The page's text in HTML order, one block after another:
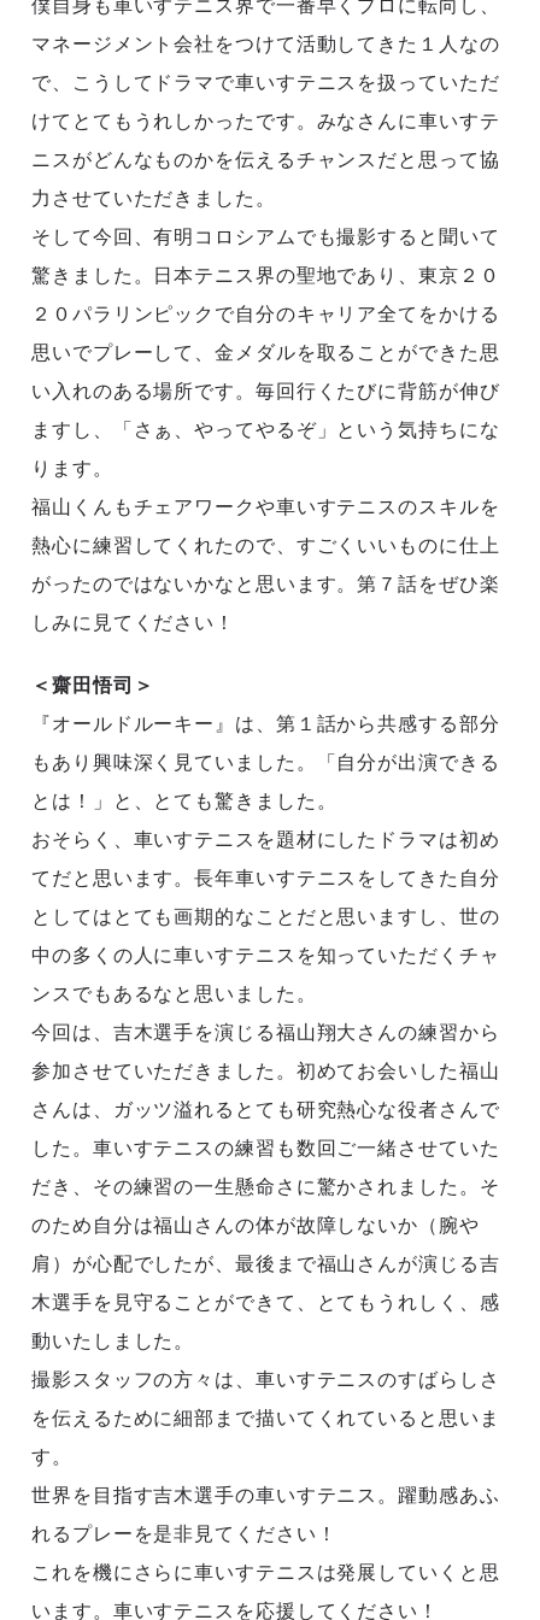
僕自身も車いすテニス界で一番早くプロに転向し、
マネージメント会社をつけて活動してきた１人なの
で、こうしてドラマで車いすテニスを扱っていただ
けてとてもうれしかったです。みなさんに車いすテ
ニスがどんなものかを伝えるチャンスだと思って協
力させていただきました。
そして今回、有明コロシアムでも撮影すると聞いて
驚きました。日本テニス界の聖地であり、東京２０
２０パラリンピックで自分のキャリア全てをかける
思いでプレーして、金メダルを取ることができた思
い入れのある場所です。毎回行くたびに背筋が伸び
ますし、「さぁ、やってやるぞ」という気持ちにな
ります。
福山くんもチェアワークや車いすテニスのスキルを
熱心に練習してくれたので、すごくいいものに仕上
がったのではないかなと思います。第７話をぜひ楽
しみに見てください！
＜齋田悟司＞
『オールドルーキー』は、第１話から共感する部分
もあり興味深く見ていました。「自分が出演できる
とは！」と、とても驚きました。
おそらく、車いすテニスを題材にしたドラマは初め
てだと思います。長年車いすテニスをしてきた自分
としてはとても画期的なことだと思いますし、世の
中の多くの人に車いすテニスを知っていただくチャ
ンスでもあるなと思いました。
今回は、吉木選手を演じる福山翔大さんの練習から
参加させていただきました。初めてお会いした福山
さんは、ガッツ溢れるとても研究熱心な役者さんで
した。車いすテニスの練習も数回ご一緒させていた
だき、その練習の一生懸命さに驚かされました。そ
のため自分は福山さんの体が故障しないか（腕や
肩）が心配でしたが、最後まで福山さんが演じる吉
木選手を見守ることができて、とてもうれしく、感
動いたしました。
撮影スタッフの方々は、車いすテニスのすばらしさ
を伝えるために細部まで描いてくれていると思いま
す。
世界を目指す吉木選手の車いすテニス。躍動感あふ
れるプレーを是非見てください！
これを機にさらに車いすテニスは発展していくと思
います。車いすテニスを応援してください！